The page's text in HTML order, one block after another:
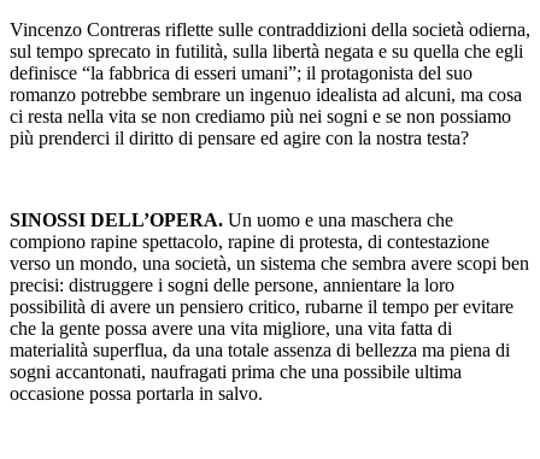
Vincenzo Contreras riflette sulle contraddizioni della società odierna,
sul tempo sprecato in futilità, sulla libertà negata e su quella che egli
definisce “la fabbrica di esseri umani”; il protagonista del suo
romanzo potrebbe sembrare un ingenuo idealista ad alcuni, ma cosa
ci resta nella vita se non crediamo più nei sogni e se non possiamo
più prenderci il diritto di pensare ed agire con la nostra testa?
SINOSSI DELL’OPERA. Un uomo e una maschera che
compiono rapine spettacolo, rapine di protesta, di contestazione
verso un mondo, una società, un sistema che sembra avere scopi ben
precisi: distruggere i sogni delle persone, annientare la loro
possibilità di avere un pensiero critico, rubarne il tempo per evitare
che la gente possa avere una vita migliore, una vita fatta di
materialità superflua, da una totale assenza di bellezza ma piena di
sogni accantonati, naufragati prima che una possibile ultima
occasione possa portarla in salvo.